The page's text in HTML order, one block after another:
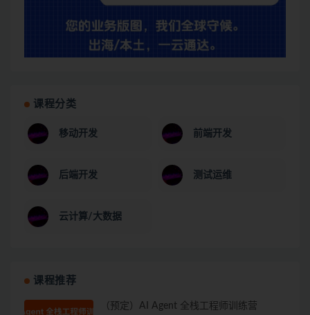
课程分类
移动开发 前端开发
后端开发 测试运维
云计算/大数据
课程推荐
（预定）AI Agent 全栈工程师训练营